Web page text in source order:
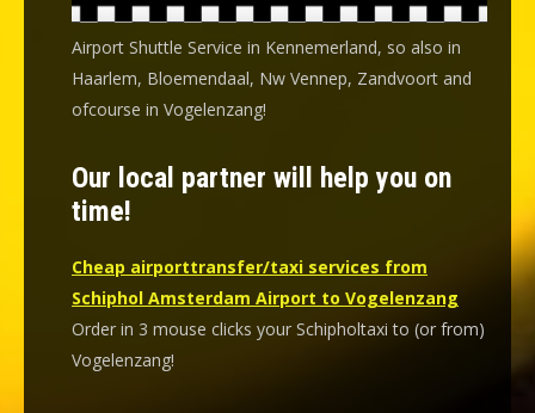
Airport Shuttle Service in Kennemerland, so also in
Haarlem, Bloemendaal, Nw Vennep, Zandvoort and
ofcourse in Vogelenzang!
Our local partner will help you on
time!
Cheap airporttransfer/taxi services from
Schiphol Amsterdam Airport to Vogelenzang
Order in 3 mouse clicks your Schipholtaxi to (or from)
Vogelenzang!